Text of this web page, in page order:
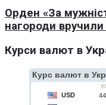
Орден «За
нагороди
Курси валют в